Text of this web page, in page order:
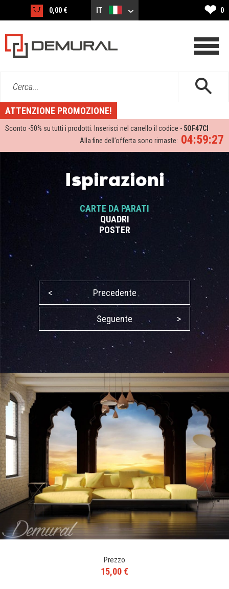
0,00 € IT ❤ 0
Cerca...
ATTENZIONE PROMOZIONE!
Sconto -50% su tutti i prodotti. Inserisci nel carrello il codice - 5OF47CI
04:59:27
Alla fine dell’offerta sono rimaste:
Ispirazioni
CARTE DA PARATI
QUADRI
POSTER
< Precedente
Seguente >
Prezzo
15,00 €